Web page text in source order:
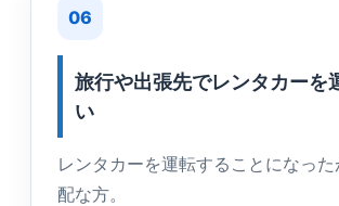
06
旅行や出張先でレンタカーを
い
レンタカーを運転することになっ
配な方。